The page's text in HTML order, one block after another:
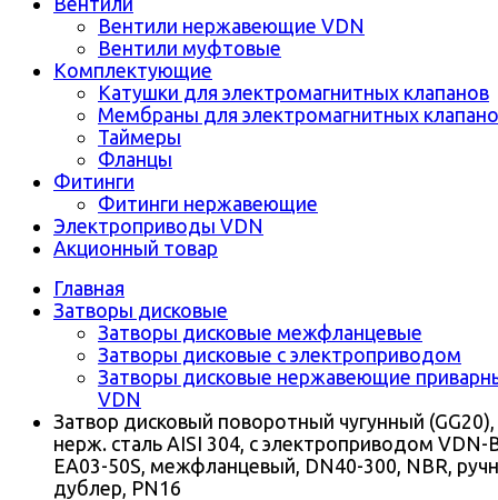
Вентили нержавеющие VDN
Вентили муфтовые
Комплектующие
Катушки для электромагнитных клапанов
Мембраны для электромагнитных
Таймеры
Фланцы
Фитинги
Фитинги нержавеющие
Электроприводы VDN
Акционный товар
Главная
Затворы дисковые
Затворы дисковые межфланцевые
Затворы дисковые с электроприводом
Затворы дисковые нержавеющие
VDN
Затвор дисковый поворотный чугунный
нерж. сталь AISI 304, с электроприводом VDN-
EA03-50S, межфланцевый, DN40-300, NBR,
дублер, PN16